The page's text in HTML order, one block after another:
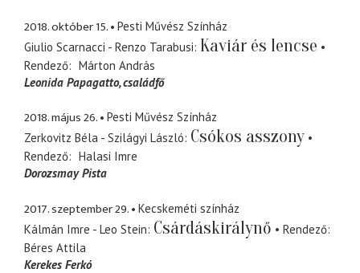
2018. október 15.
Pesti Művész Színház
Giulio Scarnacci - Renzo Tarabusi Kaviár és lencse
Rendező
Márton András
Leonida Papagatto családfő
2018. május 26.
Pesti Művész Színház
Zerkovitz Béla - Szilágyi László Csókos asszony
Rendező
Halasi Imre
Dorozsmay Pista
2017. szeptember 29.
Kecskeméti színház
Kálmán Imre - Leo Stein Csárdáskirálynő
Rendező
Béres Attila
Kerekes Ferkó